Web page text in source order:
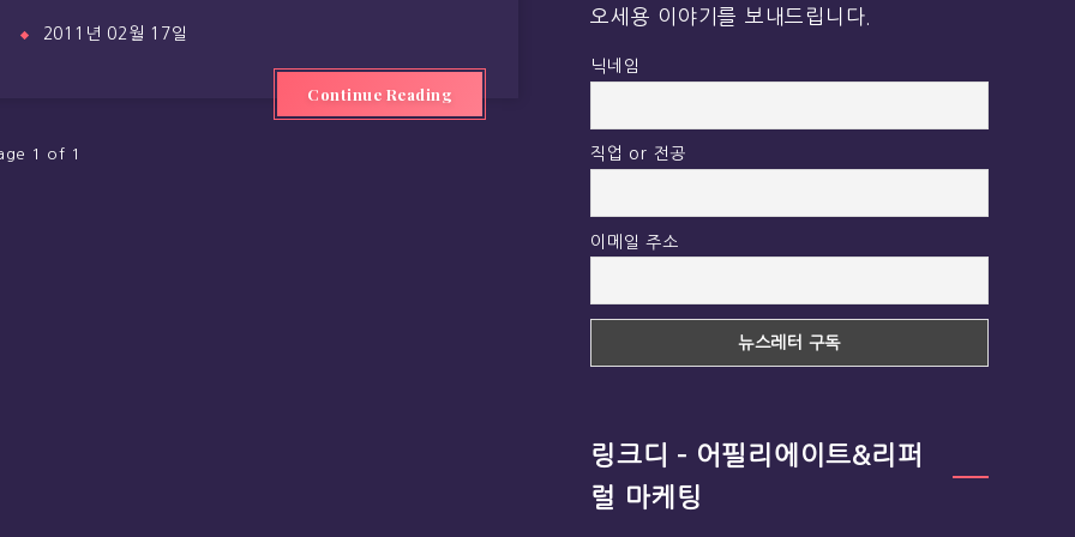
2011년 02월 17일
Continue Reading
1 of 1
오세용 이야기를 보내드립니다.
닉네임
직업 or 전공
이메일 주소
링크디 – 어필리에이트&리퍼
럴 마케팅